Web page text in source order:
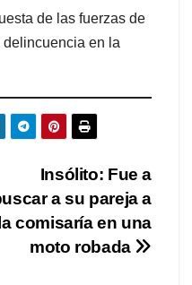
de las fuerzas de
en la
Insólito: Fue a
a su pareja a
comisaría en una
moto robada